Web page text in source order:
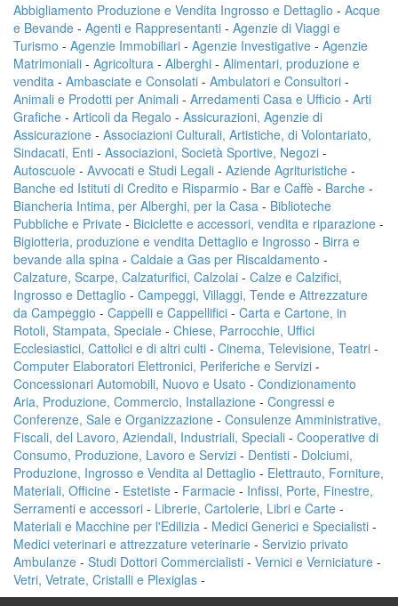
Abbigliamento Produzione e Vendita Ingrosso e Dettaglio - Acque
e Bevande - Agenti e Rappresentanti - Agenzie di Viaggi e
Turismo - Agenzie Immobiliari - Agenzie Investigative - Agenzie
Matrimoniali - Agricoltura - Alberghi - Alimentari, produzione e
vendita - Ambasciate e Consolati - Ambulatori e Consultori -
Animali e Prodotti per Animali - Arredamenti Casa e Ufficio - Arti
Grafiche - Articoli da Regalo - Assicurazioni, Agenzie di
Assicurazione - Associazioni Culturali, Artistiche, di Volontariato,
Sindacati, Enti - Associazioni, Società Sportive, Negozi -
Autoscuole - Avvocati e Studi Legali - Aziende Agrituristiche -
Banche ed Istituti di Credito e Risparmio - Bar e Caffè - Barche -
Biancheria Intima, per Alberghi, per la Casa - Biblioteche
Pubbliche e Private - Biciclette e accessori, vendita e riparazione -
Bigiotteria, produzione e vendita Dettaglio e Ingrosso - Birra e
bevande alla spina - Caldaie a Gas per Riscaldamento -
Calzature, Scarpe, Calzaturifici, Calzolai - Calze e Calzifici,
Ingrosso e Dettaglio - Campeggi, Villaggi, Tende e Attrezzature
da Campeggio - Cappelli e Cappellifici - Carta e Cartone, in
Rotoli, Stampata, Speciale - Chiese, Parrocchie, Uffici
Ecclesiastici, Cattolici e di altri culti - Cinema, Televisione, Teatri -
Computer Elaboratori Elettronici, Periferiche e Servizi -
Concessionari Automobili, Nuovo e Usato - Condizionamento
Aria, Produzione, Commercio, Installazione - Congressi e
Conferenze, Sale e Organizzazione - Consulenze Amministrative,
Fiscali, del Lavoro, Aziendali, Industriali, Speciali - Cooperative di
Consumo, Produzione, Lavoro e Servizi - Dentisti - Dolciumi,
Produzione, Ingrosso e Vendita al Dettaglio - Elettrauto, Forniture,
Materiali, Officine - Estetiste - Farmacie - Infissi, Porte, Finestre,
Serramenti e accessori - Librerie, Cartolerie, Libri e Carte -
Materiali e Macchine per l'Edilizia - Medici Generici e Specialisti -
Medici veterinari e attrezzature veterinarie - Servizio privato
Ambulanze - Studi Dottori Commercialisti - Vernici e Verniciature -
Vetri, Vetrate, Cristalli e Plexiglas -